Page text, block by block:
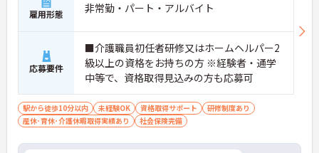
雇用形態 非常勤・パート・アルバイト
応募要件
■介護職員初任者研修又はホームヘルパー2
級以上の資格をお持ちの方 ※経験者・通学
中等で、資格取得見込みの方も応募可
駅から徒歩10分以内 未経験OK 資格取得サポート
研修制度あり
産休･育休･介護休暇取得実績あり
社会保険完備